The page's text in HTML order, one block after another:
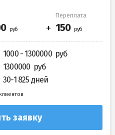
Переплата
1000 - 1300000
1300000
30-1 825 дней
заявку